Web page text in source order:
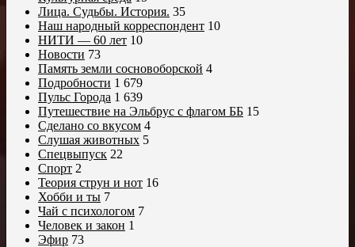
Лица. Судьбы. История. 35
Наш народный корреспондент 10
НИТИ — 60 лет 10
Новости 73
Память земли сосновоборской 4
Подробности 1 679
Пульс Города 1 639
Путешествие на Эльбрус с флагом ББ 15
Сделано со вкусом 4
Слушая животных 5
Спецвыпуск 22
Спорт 2
Теория струн и нот 16
Хобби и ты 7
Чай с психологом 7
Человек и закон 1
Эфир 73